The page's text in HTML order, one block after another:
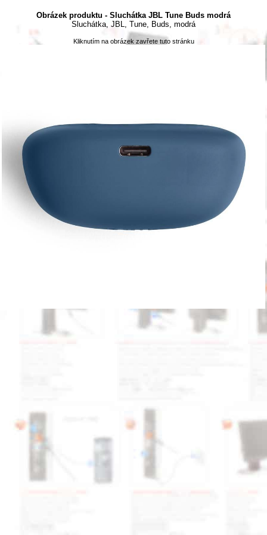
Obrázek produktu - Sluchátka JBL Tune Buds modrá
Sluchátka, JBL, Tune, Buds, modrá
Kliknutím na obrázek zavřete tuto stránku